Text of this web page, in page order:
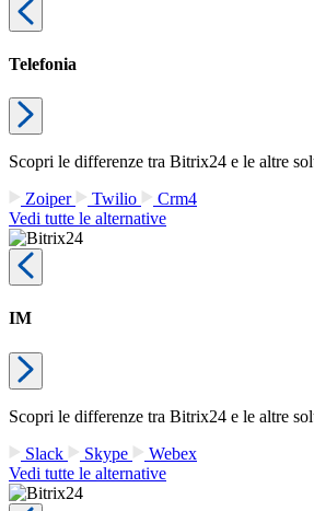
Telefonia
Scopri le differenze tra Bitrix24 e le altre
Zoiper
Twilio
Crm4
Vedi tutte le alternative
IM
Scopri le differenze tra Bitrix24 e le altre
Slack
Skype
Webex
Vedi tutte le alternative